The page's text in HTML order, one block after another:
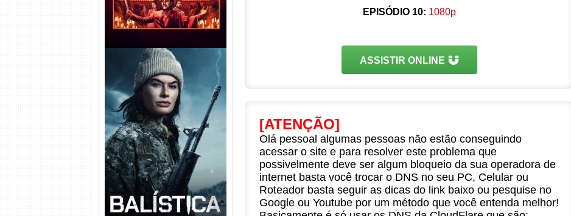
EPISÓDIO 10: 1080p
ASSISTIR ONLINE
[ATENÇÃO]
Olá pessoal algumas pessoas não estão conseguindo
acessar o site e para resolver este problema que
possivelmente deve ser algum bloqueio da sua operadora de
internet basta você trocar o DNS no seu PC, Celular ou
Roteador basta seguir as dicas do link baixo ou pesquise no
Google ou Youtube por um método que você entenda melhor!
Balística Torrent (2025) WEB-
DL 1080p Dual Áudio